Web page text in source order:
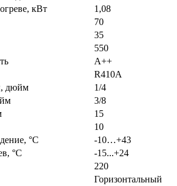
кВт
1,08
70
35
550
A++
R410A
дюйм
1/4
3/8
15
10
°С
-10…+43
°С
-15...+24
220
Горизонтальный